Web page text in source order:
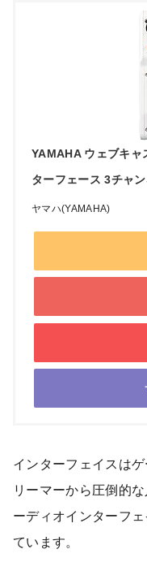
YAMAHA ウェブキャ
ターフェース 3チャ
ヤマハ(YAMAHA)
インターフェイスは
リーマーから圧倒的
ーディオインターフ
ています。